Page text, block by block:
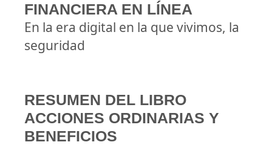
FINANCIERA EN LÍNEA
En la era digital en la que vivimos, la
seguridad
RESUMEN DEL LIBRO
ACCIONES ORDINARIAS Y
BENEFICIOS